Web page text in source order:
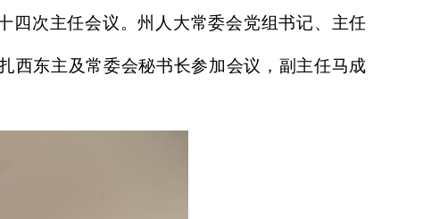
次主任会议。州人大常委会党组书记、主任
西东主及常委会秘书长参加会议，副主任马成